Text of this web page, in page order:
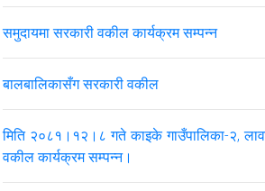
समुदायमा सरकारी वकील कार्यक्रम सम्पन्न
बालबालिकासँग सरकारी वकील
मिति २०८१।१२।८ गते काइके गाउँपालिका-२,
वकील कार्यक्रम सम्पन्न।